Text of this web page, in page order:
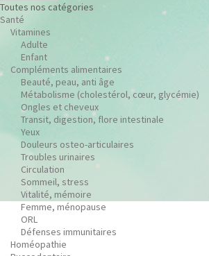
Toutes nos catégories
Santé
Vitamines
Adulte
Enfant
Compléments alimentaires
Beauté, peau, anti âge
Métabolisme (cholestérol, cœur, glycémie)
Ongles et cheveux
Transit, digestion, flore intestinale
Yeux
Douleurs osteo-articulaires
Troubles urinaires
Circulation
Sommeil, stress
Vitalité, mémoire
Femme, ménopause
ORL
Défenses immunitaires
Homéopathie